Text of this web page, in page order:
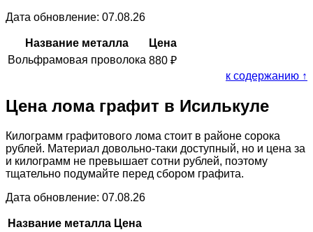
Дата обновление: 07.08.26
Название металла
Цена
Вольфрамовая проволока 880 ₽
к содержанию ↑
Цена лома графит в Исилькуле
Килограмм графитового лома стоит в районе сорока
рублей. Материал довольно-таки доступный, но и цена за
и килограмм не превышает сотни рублей, поэтому
тщательно подумайте перед сбором графита.
Дата обновление: 07.08.26
Название металла Цена